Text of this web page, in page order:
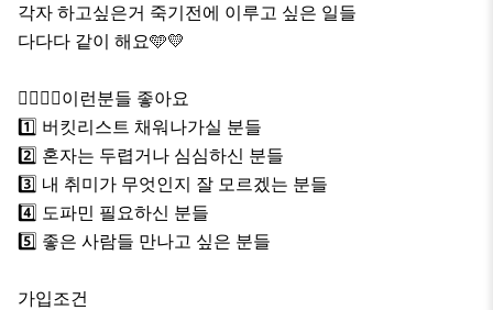
각자 하고싶은거 죽기전에 이루고 싶은 일들
다다다 같이 해요🩵💛
🙋‍♂️🙋‍♀️이런분들 좋아요
1️⃣ 버킷리스트 채워나가실 분들
2️⃣ 혼자는 두렵거나 심심하신 분들
3️⃣ 내 취미가 무엇인지 잘 모르겠는 분들
4️⃣ 도파민 필요하신 분들
5️⃣ 좋은 사람들 만나고 싶은 분들
가입조건